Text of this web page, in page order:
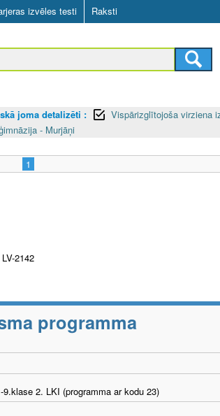
izvēles testi Raksti
joma detalizēti :
Vispārizglītojoša virziena
- Murjāņi
1
2142
programma
2. LKI (programma ar kodu 23)